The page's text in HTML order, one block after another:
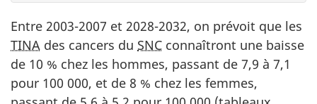
Entre 2003-2007 et 2028-2032, on prévoit que les
TINA des cancers du SNC connaîtront une baisse
de 10 % chez les hommes, passant de 7,9 à 7,1
pour 100 000, et de 8 % chez les femmes,